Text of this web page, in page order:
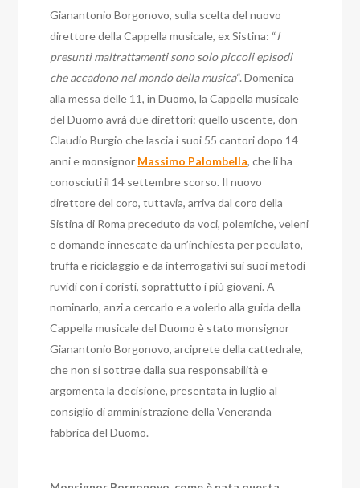
Gianantonio Borgonovo, sulla scelta del nuovo
direttore della Cappella musicale, ex Sistina: “I
presunti maltrattamenti sono solo piccoli episodi
che accadono nel mondo della musica“. Domenica
alla messa delle 11, in Duomo, la Cappella musicale
del Duomo avrà due direttori: quello uscente, don
Claudio Burgio che lascia i suoi 55 cantori dopo 14
anni e monsignor Massimo Palombella, che li ha
conosciuti il 14 settembre scorso. Il nuovo
direttore del coro, tuttavia, arriva dal coro della
Sistina di Roma preceduto da voci, polemiche, veleni
e domande innescate da un’inchiesta per peculato,
truffa e riciclaggio e da interrogativi sui suoi metodi
ruvidi con i coristi, soprattutto i più giovani. A
nominarlo, anzi a cercarlo e a volerlo alla guida della
Cappella musicale del Duomo è stato monsignor
Gianantonio Borgonovo, arciprete della cattedrale,
che non si sottrae dalla sua responsabilità e
argomenta la decisione, presentata in luglio al
consiglio di amministrazione della Veneranda
fabbrica del Duomo.